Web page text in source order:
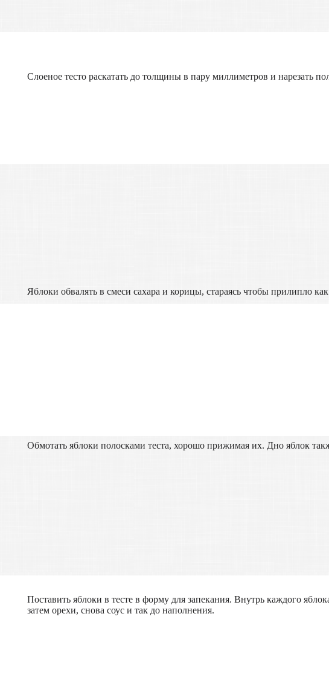
Слоеное тесто раскатать до толщины в пару миллиметров и нарезать
Яблоки обвалять в смеси сахара и корицы, стараясь чтобы прилипло
Обмотать яблоки полосками теста, хорошо прижимая их. Дно яблок
Поставить яблоки в тесте в форму для запекания. Внутрь каждого
затем орехи, снова соус и так до наполнения.